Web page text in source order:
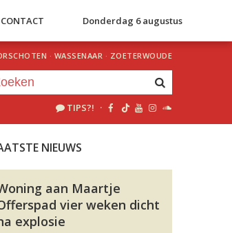
CONTACT Donderdag 6 augustus
· WASSENAAR · ZOETERWOUDE
TIPS?! ·
NIEUWS
aan Maartje
vier weken dicht
explosie